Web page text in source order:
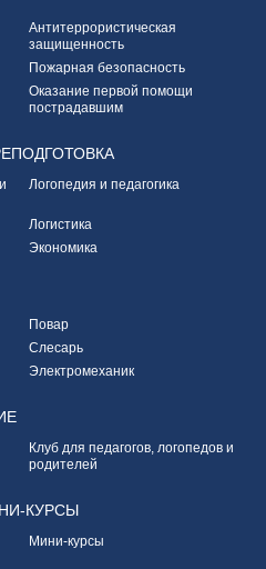
Антитеррористическая
защищенность
Пожарная безопасность
Оказание первой помощи
пострадавшим
Логопедия и педагогика
Логистика
Экономика
Повар
Слесарь
Электромеханик
Клуб для педагогов, логопедов и
родителей
КУРСЫ
Мини-курсы